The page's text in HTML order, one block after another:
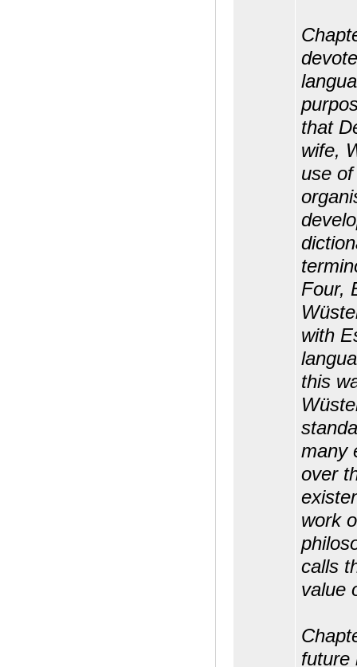
that
wife,
use
Four,
with
this
many
over
work
calls
value
future